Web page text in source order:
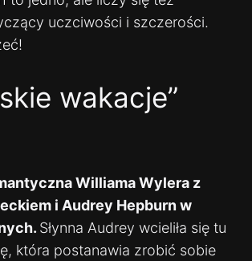
uczciwości i szczerości.
wakacje”
Williama Wylera z
i Audrey Hepburn w
Słynna Audrey wcieliła się tu
która postanawia zrobić sobie